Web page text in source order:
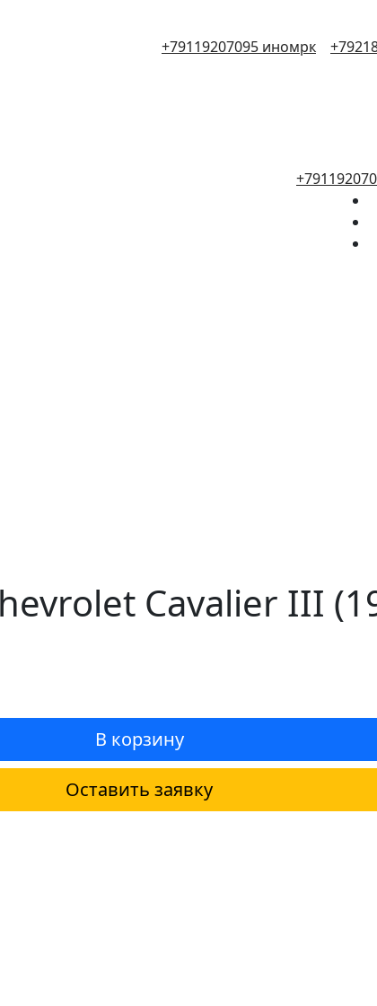
+79119207095 иномрк
Cavalier III
В корзину
Оставить заявку